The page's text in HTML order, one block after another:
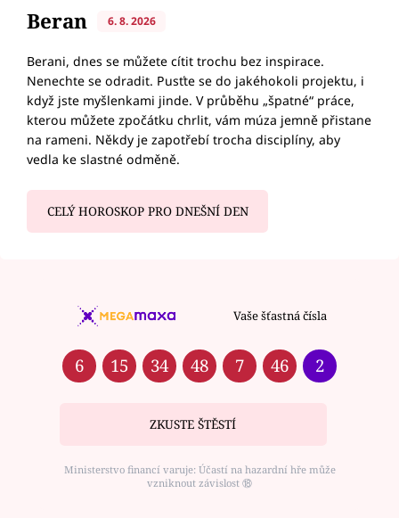
Beran 6. 8. 2026
Berani, dnes se můžete cítit trochu bez inspirace.
Nenechte se odradit. Pusťte se do jakéhokoli projektu, i
když jste myšlenkami jinde. V průběhu „špatné“ práce,
kterou můžete zpočátku chrlit, vám múza jemně přistane
na rameni. Někdy je zapotřebí trocha disciplíny, aby
vedla ke slastné odměně.
CELÝ HOROSKOP PRO DNEŠNÍ DEN
Vaše šťastná čísla
6 15 34 48 7 46 2
ZKUSTE ŠTĚSTÍ
Ministerstvo financí varuje: Účastí na hazardní hře může
vzniknout závislost ⑱